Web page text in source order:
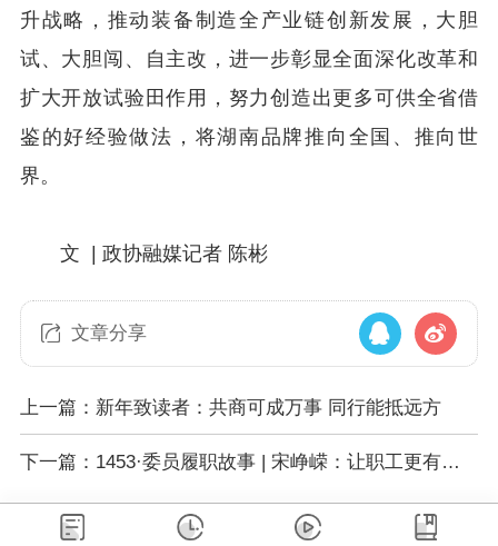
升战略，推动装备制造全产业链创新发展，大胆
试、大胆闯、自主改，进一步彰显全面深化改革和
扩大开放试验田作用，努力创造出更多可供全省借
鉴的好经验做法，将湖南品牌推向全国、推向世
界。
文 | 政协融媒记者 陈彬
文章分享
上一篇：新年致读者：共商可成万事 同行能抵远方
下一篇：1453·委员履职故事 | 宋峥嵘：让职工更有成